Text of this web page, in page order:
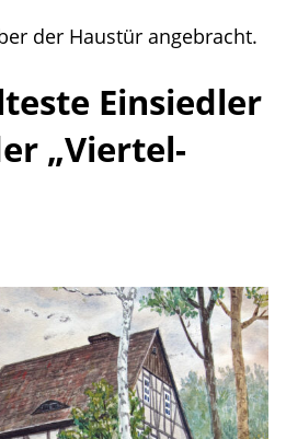
der Haustür angebracht.
Einsiedler
„Viertel-